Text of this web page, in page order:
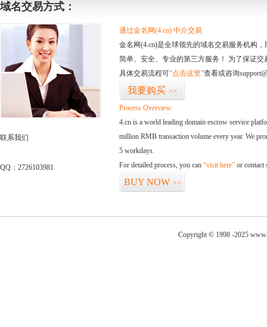
域名交易方式：
联系我们
QQ：2726103981
通过金名网(4.cn) 中介交易
金名网(4.cn)是全球领先的域名交易服务机构
简单、安全、专业的第三方服务！ 为了保证
具体交易流程可“点击这里”查看或咨询
我要购买 >>
Process Overview:
4.cn is a world leading domain escrow service
million RMB transaction volume every year. We
5 workdays.
For detailed process, you can “visit here” or contact
BUY NOW >>
Copyright © 1998 -2025